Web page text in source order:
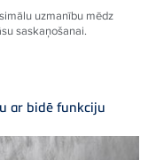
uzmanību mēdz
saskaņošanai.
ar bidē funkciju